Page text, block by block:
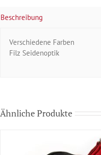
Beschreibung
Verschiedene Farben
Filz Seidenoptik
Ähnliche Produkte